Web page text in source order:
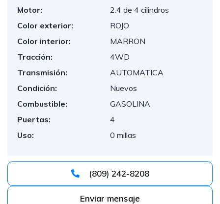
Motor:
2.4 de 4 cilindros
Color exterior:
ROJO
Color interior:
MARRON
Tracción:
4WD
Transmisión:
AUTOMATICA
Condición:
Nuevos
Combustible:
GASOLINA
Puertas:
4
Uso:
0 millas
(809) 242-8208
Enviar mensaje